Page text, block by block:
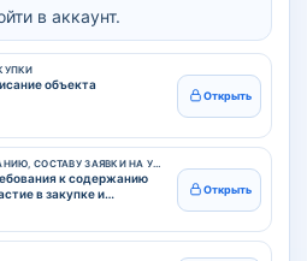
в аккаунт.
объекта
Открыть
ТРЕБОВАНИЕ К СОДЕРЖАНИЮ, СОСТАВУ ЗАЯВКИ НА УЧАСТИЕ В ЗАКУПКЕ
к содержанию
в закупке и
с изменениями
Открыть